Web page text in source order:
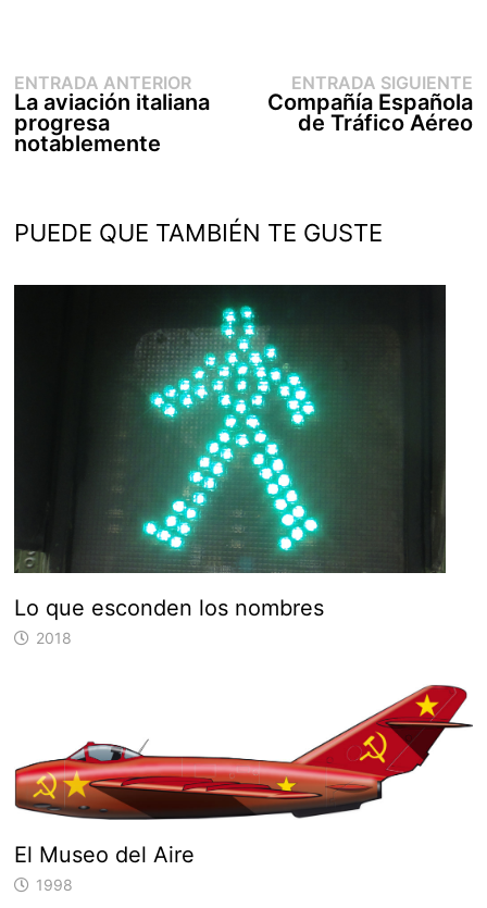
Navegación
de
entradas
ENTRADA ANTERIOREntrada
anterior:
La aviación italiana
progresa
notablemente
ENTRADA SIGUIENTE
Compañía Española
de Tráfico Aéreo
PUEDE QUE TAMBIÉN TE GUSTE
Lo que esconden los nombres
2018
El Museo del Aire
1998